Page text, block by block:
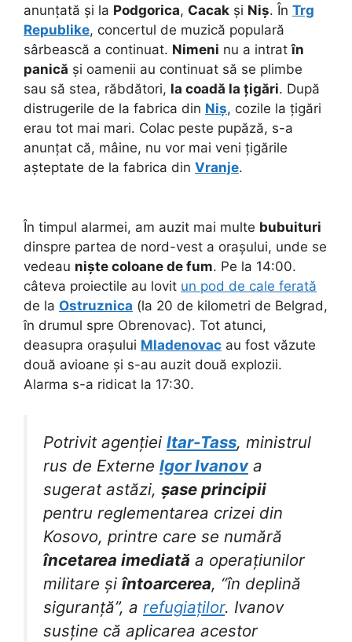
anunțată și la Podgorica, Cacak și Niș. În Trg
Republike, concertul de muzică populară
sârbească a continuat. Nimeni nu a intratîn
panică și oamenii au continuat să se plimbe
sau să stea, răbdători, la coadă la țigări. După
distrugerile de la fabrica din Niș, cozile la țigări
erau tot mai mari. Colac peste pupăză, s-a
anunțat că, mâine, nu vor mai veni țigările
așteptate de la fabrica din Vranje.
În timpul alarmei, am auzit mai multe bubuituri
dinspre partea de nord-vest a orașului, unde se
vedeau niște coloane de fum. Pe la 14:00.
câteva proiectile au lovit un pod de cale ferată
de la Ostruznica (la 20 de kilometri de Belgrad,
în drumul spre Obrenovac). Tot atunci,
deasupra orașului Mladenovac au fost văzute
două avioane și s-au auzit două explozii.
Alarma s-a ridicat la 17:30.
Potrivit agenției Itar-Tass, ministrul
rus de Externe Igor Ivanova
sugerat astăzi, șase principii
pentru reglementarea crizei din
Kosovo, printre care se numără
încetarea imediată a operațiunilor
militare și întoarcerea, “în deplină
siguranță”, a refugiaților. Ivanov
susține că aplicarea acestor